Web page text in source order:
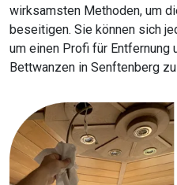
wirksamsten Methoden, um
beseitigen. Sie können sich
um einen Profi für Entfernung
Bettwanzen in Senftenberg